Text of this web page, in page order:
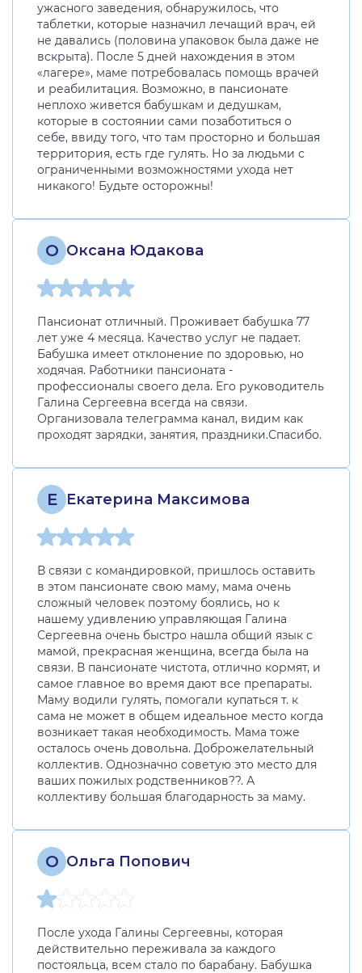
ужасного заведения, обнаружилось, что
таблетки, которые назначил лечащий врач, ей
не давались (половина упаковок была даже не
вскрыта). После 5 дней нахождения в этом
«лагере», маме потребовалась помощь врачей
и реабилитация. Возможно, в пансионате
неплохо живется бабушкам и дедушкам,
которые в состоянии сами позаботиться о
себе, ввиду того, что там просторно и большая
территория, есть где гулять. Но за людьми с
ограниченными возможностями ухода нет
никакого! Будьте осторожны!
О Оксана Юдакова
Пансионат отличный. Проживает бабушка 77
лет уже 4 месяца. Качество услуг не падает.
Бабушка имеет отклонение по здоровью, но
ходячая. Работники пансионата -
профессионалы своего дела. Его руководитель
Галина Сергеевна всегда на связи.
Организовала телеграмма канал, видим как
проходят зарядки, занятия, праздники.Спасибо.
Е Екатерина Максимова
В связи с командировкой, пришлось оставить
в этом пансионате свою маму, мама очень
сложный человек поэтому боялись, но к
нашему удивлению управляющая Галина
Сергеевна очень быстро нашла общий язык с
мамой, прекрасная женщина, всегда была на
связи. В пансионате чистота, отлично кормят, и
самое главное во время дают все препараты.
Маму водили гулять, помогали купаться т. к
сама не может в общем идеальное место когда
возникает такая необходимость. Мама тоже
осталось очень довольна. Доброжелательный
коллектив. Однозначно советую это место для
ваших пожилых родственников??. А
коллективу большая благодарность за маму.
О Ольга Попович
После ухода Галины Сергеевны, которая
действительно переживала за каждого
постояльца, всем стало по барабану. Бабушка